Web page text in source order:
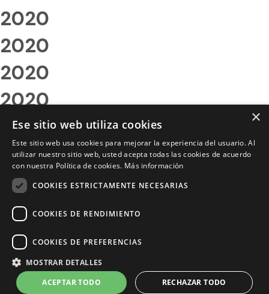
2020
2020
2020
2020
2020
2020
2020
2020
2020
2020
×
Ese sitio web utiliza cookies
Este sitio web usa cookies para mejorar la experiencia del usuario. Al
utilizar nuestro sitio web, usted acepta todas las cookies de acuerdo
con nuestra Política de cookies. Más información
COOKIES ESTRICTAMENTE NECESARIAS
COOKIES DE RENDIMIENTO
COOKIES DE PREFERENCIAS
MOSTRAR DETALLES
ACEPTAR TODO
RECHAZAR TODO